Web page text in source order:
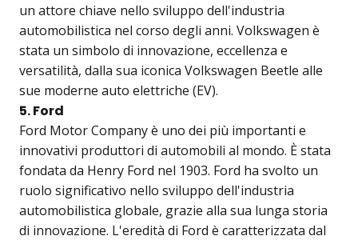
un attore chiave nello sviluppo dell'industria
automobilistica nel corso degli anni. Volkswagen è
stata un simbolo di innovazione, eccellenza e
versatilità, dalla sua iconica Volkswagen Beetle alle
sue moderne auto elettriche (EV).
5. Ford
Ford Motor Company è uno dei più importanti e
innovativi produttori di automobili al mondo. È stata
fondata da Henry Ford nel 1903. Ford ha svolto un
ruolo significativo nello sviluppo dell'industria
automobilistica globale, grazie alla sua lunga storia
di innovazione. L'eredità di Ford è caratterizzata dal